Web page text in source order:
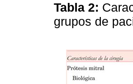
Tabla 2:
grupos de